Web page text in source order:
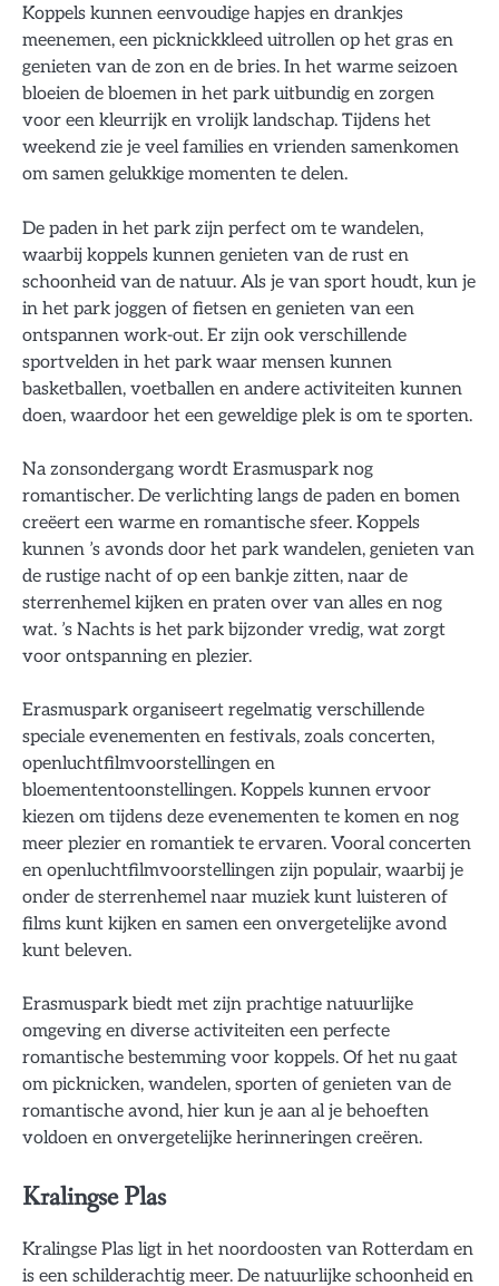
Koppels kunnen eenvoudige hapjes en drankjes
meenemen, een picknickkleed uitrollen op het gras en
genieten van de zon en de bries. In het warme seizoen
bloeien de bloemen in het park uitbundig en zorgen
voor een kleurrijk en vrolijk landschap. Tijdens het
weekend zie je veel families en vrienden samenkomen
om samen gelukkige momenten te delen.
De paden in het park zijn perfect om te wandelen,
waarbij koppels kunnen genieten van de rust en
schoonheid van de natuur. Als je van sport houdt, kun je
in het park joggen of fietsen en genieten van een
ontspannen work-out. Er zijn ook verschillende
sportvelden in het park waar mensen kunnen
basketballen, voetballen en andere activiteiten kunnen
doen, waardoor het een geweldige plek is om te sporten.
Na zonsondergang wordt Erasmuspark nog
romantischer. De verlichting langs de paden en bomen
creëert een warme en romantische sfeer. Koppels
kunnen ’s avonds door het park wandelen, genieten van
de rustige nacht of op een bankje zitten, naar de
sterrenhemel kijken en praten over van alles en nog
wat. ’s Nachts is het park bijzonder vredig, wat zorgt
voor ontspanning en plezier.
Erasmuspark organiseert regelmatig verschillende
speciale evenementen en festivals, zoals concerten,
openluchtfilmvoorstellingen en
bloemententoonstellingen. Koppels kunnen ervoor
kiezen om tijdens deze evenementen te komen en nog
meer plezier en romantiek te ervaren. Vooral concerten
en openluchtfilmvoorstellingen zijn populair, waarbij je
onder de sterrenhemel naar muziek kunt luisteren of
films kunt kijken en samen een onvergetelijke avond
kunt beleven.
Erasmuspark biedt met zijn prachtige natuurlijke
omgeving en diverse activiteiten een perfecte
romantische bestemming voor koppels. Of het nu gaat
om picknicken, wandelen, sporten of genieten van de
romantische avond, hier kun je aan al je behoeften
voldoen en onvergetelijke herinneringen creëren.
Kralingse Plas
Kralingse Plas ligt in het noordoosten van Rotterdam en
is een schilderachtig meer. De natuurlijke schoonheid en